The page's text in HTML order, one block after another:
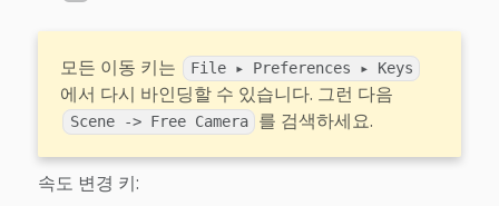
모든 이동 키는 File ▸ Preferences ▸ Keys
에서 다시 바인딩할 수 있습니다. 그런 다음
Scene -> Free Camera 를 검색하세요.
속도 변경 키: